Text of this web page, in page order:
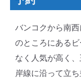
バンコクから南
のところにある
なく人気が高く
岸線に沿って立